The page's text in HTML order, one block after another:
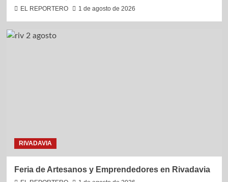
EL REPORTERO 1 de agosto de 2026
RIVADAVIA
Feria de Artesanos y Emprendedores en Rivadavia